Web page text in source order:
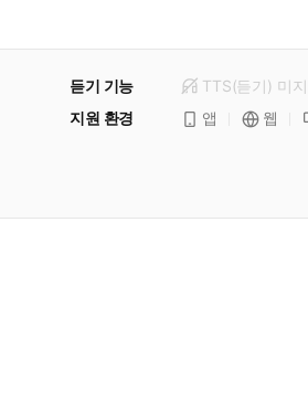
듣기 기능 TTS(듣기) 미
지원 환경 앱
웹